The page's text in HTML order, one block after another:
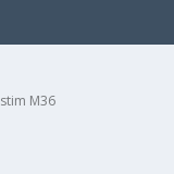
M36